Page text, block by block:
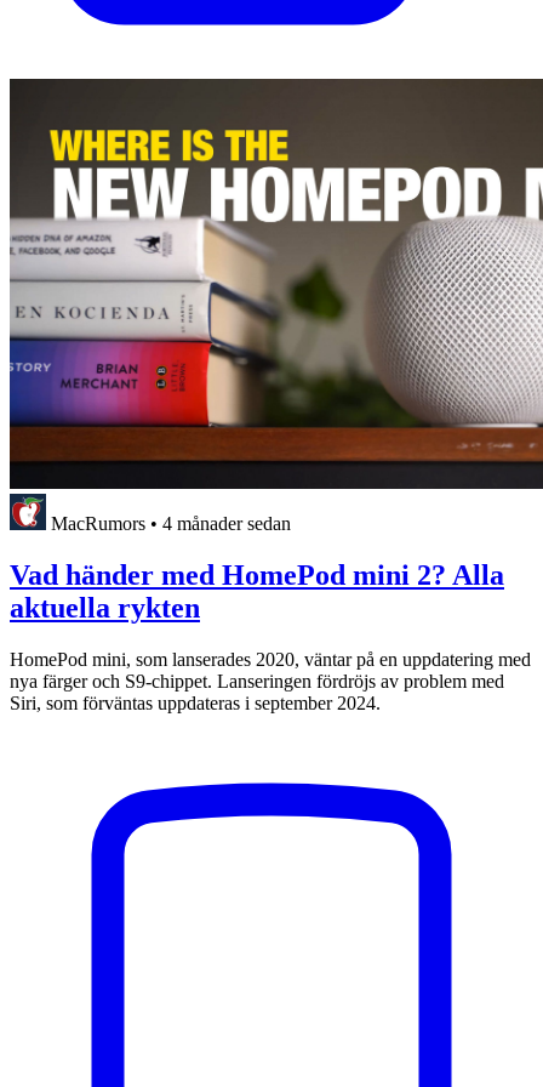
MacRumors • 4 månader sedan
Vad händer med HomePod mini 2? Alla
aktuella rykten
HomePod mini, som lanserades 2020, väntar på en uppdatering med
nya färger och S9-chippet. Lanseringen fördröjs av problem med
Siri, som förväntas uppdateras i september 2024.